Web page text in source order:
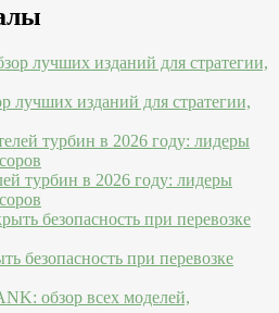
лучших изданий для стратегии,
турбин в 2026 году: лидеры
безопасность при перевозке